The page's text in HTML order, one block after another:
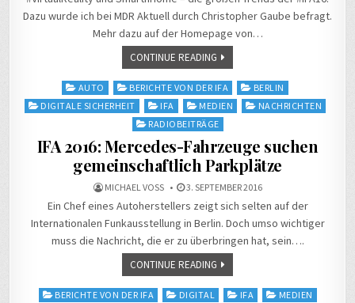
Dazu wurde ich bei MDR Aktuell durch Christopher Gaube befragt.
Mehr dazu auf der Homepage von…
CONTINUE READING
Posted
in
AUTO BERICHTE VON DER IFA
BERLIN
DIGITALE SICHERHEIT
IFA MEDIEN
NACHRICHTEN
RADIOBEITRÄGE
IFA 2016: Mercedes-Fahrzeuge suchen
gemeinschaftlich Parkplätze
MICHAEL VOSS 3. SEPTEMBER 2016
Ein Chef eines Autoherstellers zeigt sich selten auf der
Internationalen Funkausstellung in Berlin. Doch umso wichtiger
muss die Nachricht, die er zu überbringen hat, sein….
CONTINUE READING
Posted
BERICHTE VON DER IFA DIGITAL IFA MEDIEN